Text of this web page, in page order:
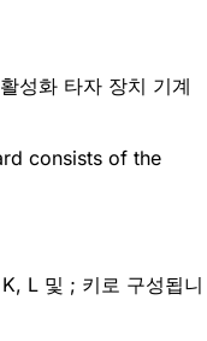
성화 타자 장치 기계
consists of the
L 및 ; 키로 구성됩니